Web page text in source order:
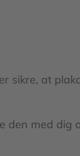
sikre, at
den med dig